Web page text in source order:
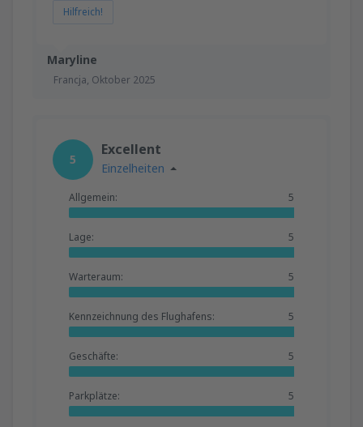
Maryline
Francja, Oktober 2025
Hilfreich!
5
Excellent
Einzelheiten
Allgemein: 5
Lage: 5
Warteraum: 5
Kennzeichnung des Flughafens: 5
Geschäfte: 5
Parkplätze: 5